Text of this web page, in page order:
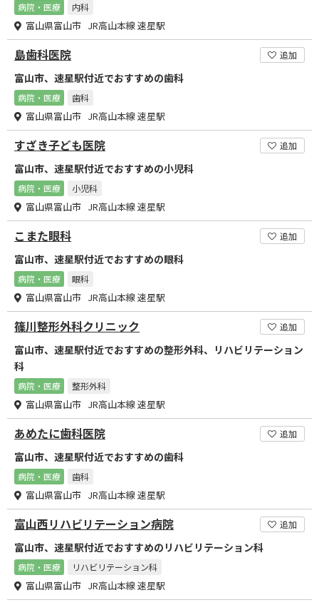
病院・医療 内科
富山県富山市 JR高山本線 速星駅
島歯科医院 追加
富山市、速星駅付近でおすすめの歯科
病院・医療 歯科
富山県富山市 JR高山本線 速星駅
すざき子ども医院 追加
富山市、速星駅付近でおすすめの小児科
病院・医療 小児科
富山県富山市 JR高山本線 速星駅
こまた眼科 追加
富山市、速星駅付近でおすすめの眼科
病院・医療 眼科
富山県富山市 JR高山本線 速星駅
篠川整形外科クリニック 追加
富山市、速星駅付近でおすすめの整形外科、リハビリテーション
科
病院・医療 整形外科
富山県富山市 JR高山本線 速星駅
あめたに歯科医院 追加
富山市、速星駅付近でおすすめの歯科
病院・医療 歯科
富山県富山市 JR高山本線 速星駅
富山西リハビリテーション病院 追加
富山市、速星駅付近でおすすめのリハビリテーション科
病院・医療 リハビリテーション科
富山県富山市 JR高山本線 速星駅